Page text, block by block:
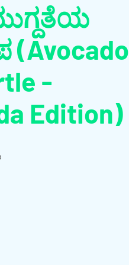
(Avocado
-
Edition)